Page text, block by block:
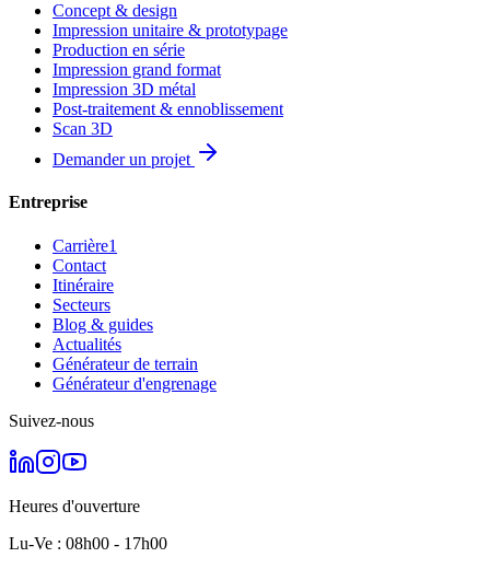
Concept & design
Impression unitaire & prototypage
Production en série
Impression grand format
Impression 3D métal
Post-traitement & ennoblissement
Scan 3D
Demander un projet
Entreprise
Carrière1
Contact
Itinéraire
Secteurs
Blog & guides
Actualités
Générateur de terrain
Générateur d'engrenage
Suivez-nous
Heures d'ouverture
Lu-Ve : 08h00 - 17h00